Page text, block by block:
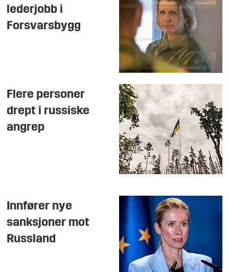
lederjobb i
Forsvarsbygg
Flere personer
drept i russiske
angrep
Innfører nye
sanksjoner mot
Russland